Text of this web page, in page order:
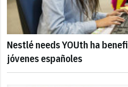
Nestlé needs YOUth ha
jóvenes españoles